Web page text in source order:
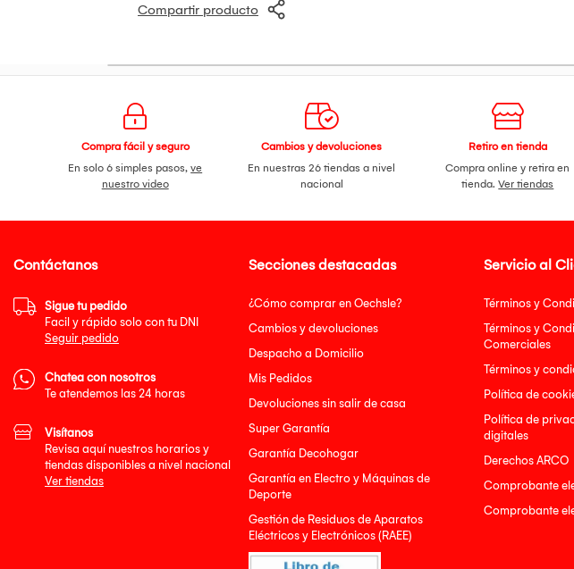
Compartir producto
Compra fácil y seguro
En solo 6 simples pasos,ve
nuestro video
Cambios y devoluciones
En nuestras 26 tiendas a nivel
nacional
Retiro en tienda
Compra online y retira en
tienda.Ver tiendas
Secciones destacadas
¿Cómo comprar en Oechsle?
Cambios y devoluciones
Despacho a Domicilio
Mis Pedidos
Devoluciones sin salir de casa
Super Garantía
Garantía Decohogar
Garantía en Electro y Máquinas de
Deporte
Gestión de Residuos de Aparatos
Eléctricos y Electrónicos (RAEE)
Servicio al
Términos y
Términos y
Comerciales
Términos y
Política de
Política de
digitales
Derechos ARCO
Comprobante
Comprobante
Contáctanos
Sigue tu pedido
Facil y rápido solo con tu DNI
Seguir pedido
Chatea con nosotros
Te atendemos las 24 horas
Visítanos
Revisa aquí nuestros horarios y
tiendas disponibles a nivel nacional
Ver tiendas